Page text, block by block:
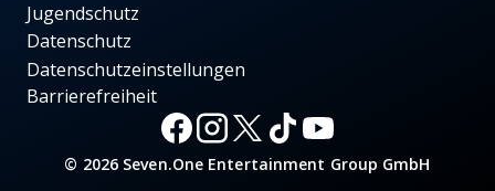
Jugendschutz
Datenschutz
Datenschutzeinstellungen
Barrierefreiheit
© 2026 Seven.One Entertainment Group GmbH